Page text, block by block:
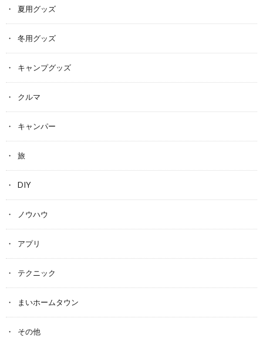
夏用グッズ
冬用グッズ
キャンプグッズ
クルマ
キャンパー
旅
DIY
ノウハウ
アプリ
テクニック
まいホームタウン
その他